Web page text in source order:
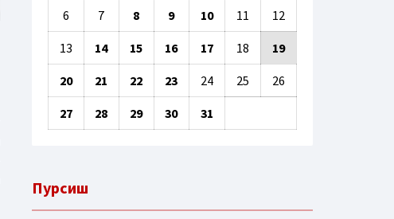
6 7 8 9 10 11 12
13 14 15 16 17 18 19
20 21 22 23 24 25 26
27 28 29 30 31
Пурсиш